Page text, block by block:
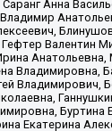
Анна
Валентин
Анатольевна,
Владимировна,
Владимирович,
Буртина
Екатерина